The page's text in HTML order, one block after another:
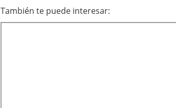
También te puede interesar: